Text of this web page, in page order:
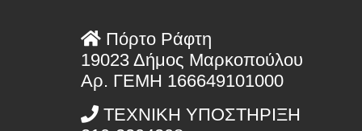
Πόρτο Ράφτη
19023 Δήμος Μαρκοπούλου
Αρ. ΓΕΜΗ 166649101000
ΤΕΧΝΙΚΗ ΥΠΟΣΤΗΡΙΞΗ